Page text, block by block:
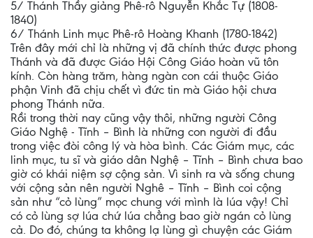
5/ Thánh Thầy giảng Phê-rô Nguyễn Khắc Tự (1808-
1840)
6/ Thánh Linh mục Phê-rô Hoàng Khanh (1780-1842)
Trên đây mới chỉ là những vị đã chính thức được phong
Thánh và đã được Giáo Hội Công Giáo hoàn vũ tôn
kính. Còn hàng trăm, hàng ngàn con cái thuộc Giáo
phận Vinh đã chịu chết vì đức tin mà Giáo hội chưa
phong Thánh nữa.
Rồi trong thời nay cũng vậy thôi, những người Công
Giáo Nghệ - Tĩnh – Bình là những con người đi đầu
trong việc đòi công lý và hòa bình. Các Giám mục, các
linh mục, tu sĩ và giáo dân Nghệ – Tĩnh – Bình chưa bao
giờ có khái niệm sợ cộng sản. Vì sinh ra và sống chung
với cộng sản nên người Nghê – Tĩnh – Bình coi cộng
sản như “cỏ lùng” mọc chung với mình là lúa vậy! Chỉ
có cỏ lùng sợ lúa chứ lúa chẳng bao giờ ngán cỏ lùng
cả. Do đó, chúng ta không lạ lùng gì chuyện các Giám